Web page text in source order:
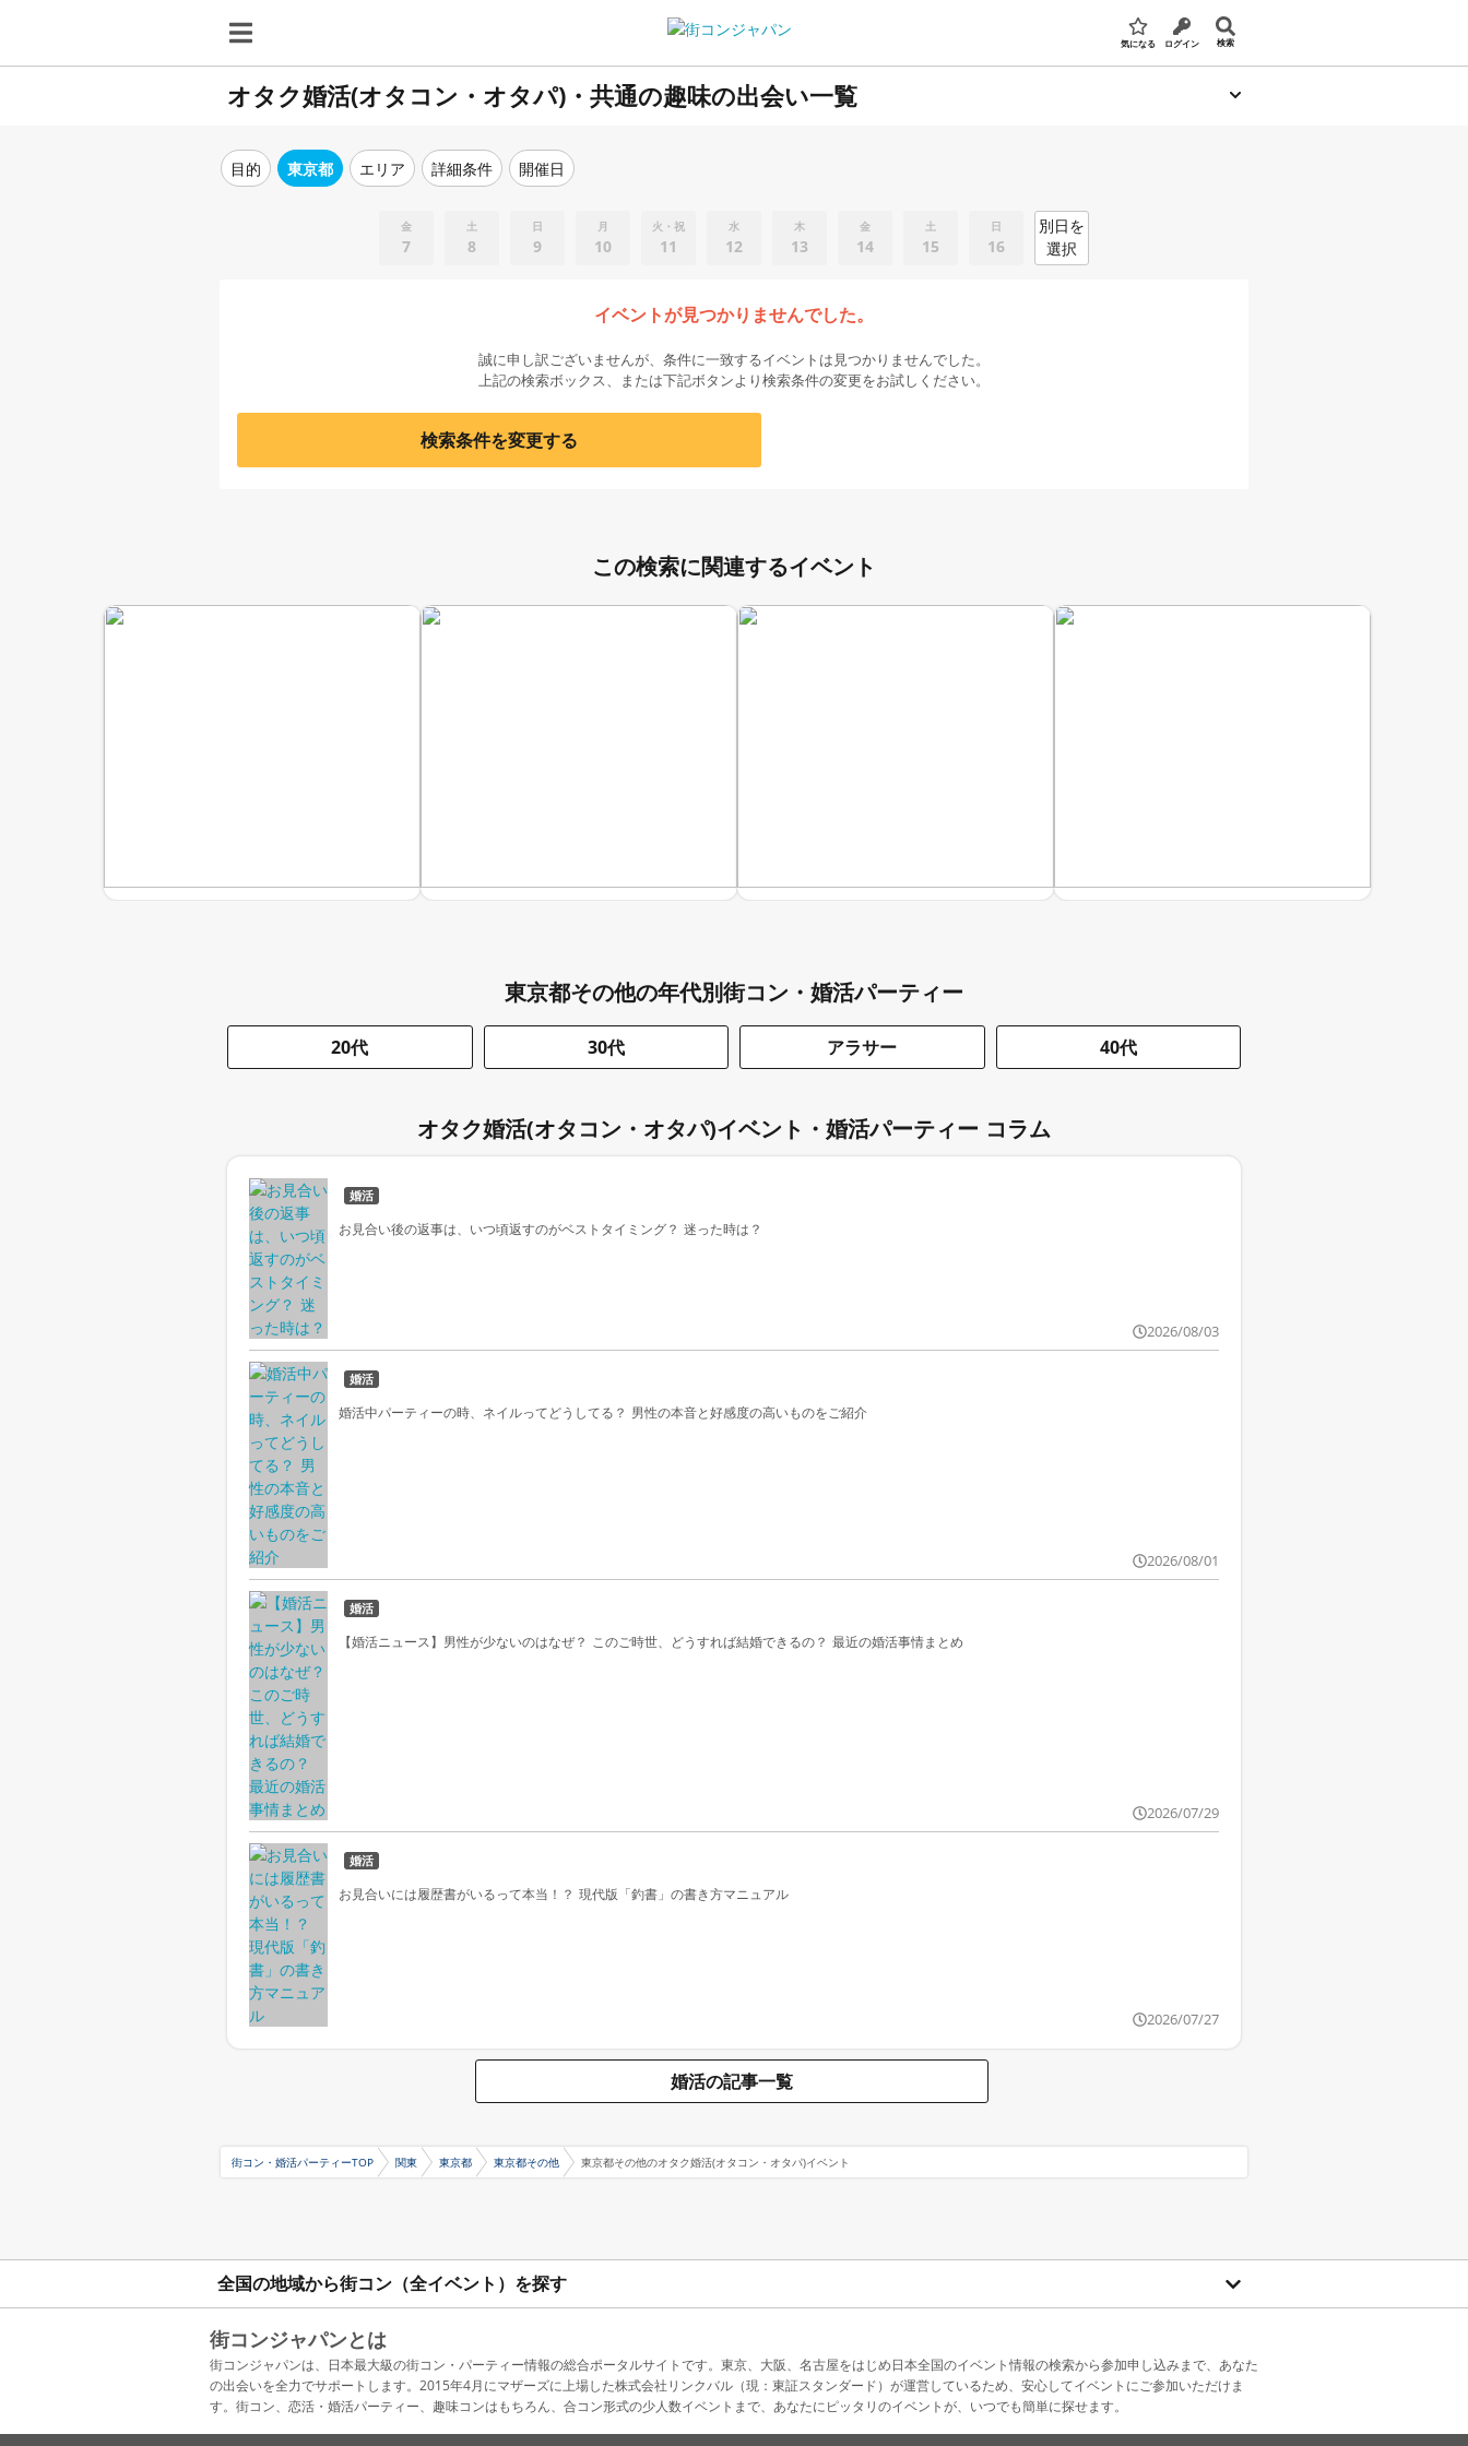
気になる ログイン 検索
オタク婚活(オタコン・オタパ)・共通の趣味の出会い一覧
目的 東京都 エリア 詳細条件 開催日
金
7
土
8
日
9
月
10
火・祝
11
水
12
木
13
金
14
土
15
日
16
別日を
選択
イベントが見つかりませんでした。
誠に申し訳ございませんが、条件に一致するイベントは見つかりませんでした。
上記の検索ボックス、または下記ボタンより検索条件の変更をお試しください。
検索条件を変更する
この検索に関連するイベント
東京都その他の年代別街コン・婚活パーティー
20代 30代 アラサー 40代
オタク婚活(オタコン・オタパ)イベント・婚活パーティー コラム
婚活
お見合い後の返事は、いつ頃返すのがベストタイミング？ 迷った時は？
2026/08/03
婚活
婚活中パーティーの時、ネイルってどうしてる？ 男性の本音と好感度の高いものをご紹介
2026/08/01
婚活
【婚活ニュース】男性が少ないのはなぜ？ このご時世、どうすれば結婚できるの？ 最近の婚活事情まとめ
2026/07/29
婚活
お見合いには履歴書がいるって本当！？ 現代版「釣書」の書き方マニュアル
2026/07/27
婚活の記事一覧
街コン・婚活パーティーTOP 関東 東京都 東京都その他 東京都その他のオタク婚活(オタコン・オタパ)イベント
全国の地域から街コン（全イベント）を探す
街コンジャパンとは
街コンジャパンは、日本最大級の街コン・パーティー情報の総合ポータルサイトです。東京、大阪、名古屋をはじめ日本全国のイベント情報の検索から参加申し込みまで、あなた
の出会いを全力でサポートします。2015年4月にマザーズに上場した株式会社リンクバル（現：東証スタンダード）が運営しているため、安心してイベントにご参加いただけま
す。街コン、恋活・婚活パーティー、趣味コンはもちろん、合コン形式の少人数イベントまで、あなたにピッタリのイベントが、いつでも簡単に探せます。